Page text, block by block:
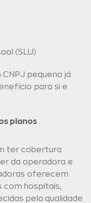
(SLU)
pequeno já
para si e
planos
ter cobertura
da operadora e
oferecem
com hospitais,
pela qualidade